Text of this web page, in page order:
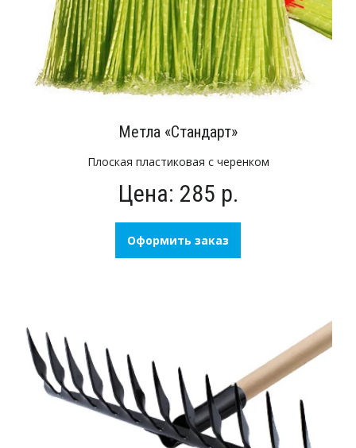
Метла «Стандарт»
Плоская пластиковая с черенком
Цена: 285 р.
Оформить заказ